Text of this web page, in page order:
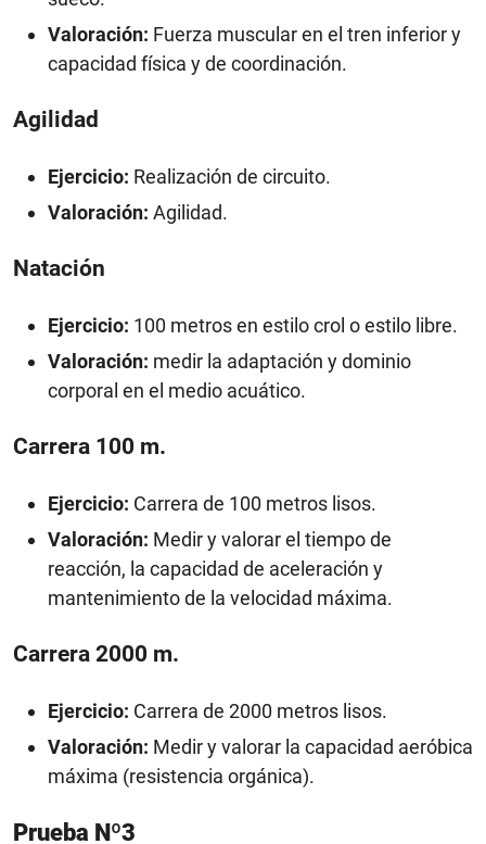
Valoración: Fuerza muscular en el tren inferior y
capacidad física y de coordinación.
Agilidad
Ejercicio: Realización de circuito.
Valoración: Agilidad.
Natación
Ejercicio: 100 metros en estilo crol o estilo libre.
Valoración: medir la adaptación y dominio
corporal en el medio acuático.
Carrera 100 m.
Ejercicio: Carrera de 100 metros lisos.
Valoración: Medir y valorar el tiempo de
reacción, la capacidad de aceleración y
mantenimiento de la velocidad máxima.
Carrera 2000 m.
Ejercicio: Carrera de 2000 metros lisos.
Valoración: Medir y valorar la capacidad aeróbica
máxima (resistencia orgánica).
Prueba Nº3